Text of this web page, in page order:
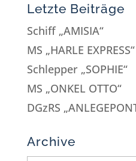
Letzte Beiträge
Schiff „AMISIA“
MS „HARLE EXPRESS“
Schlepper „SOPHIE“
MS „ONKEL OTTO“
DGzRS
Archive